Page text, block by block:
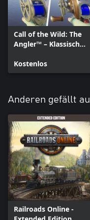
lieferst, eine Vielzahl
atemberaubende Orte
alleine oder mit Freunden
Call of the Wild: The
Angler™ – Klassisches
Kostenlos
Anderen gefällt
Railroads Online -